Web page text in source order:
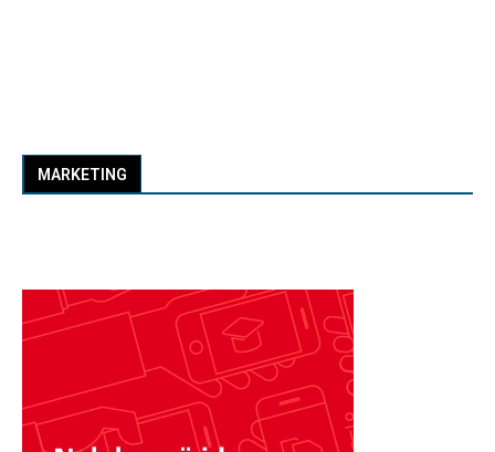
MARKETING